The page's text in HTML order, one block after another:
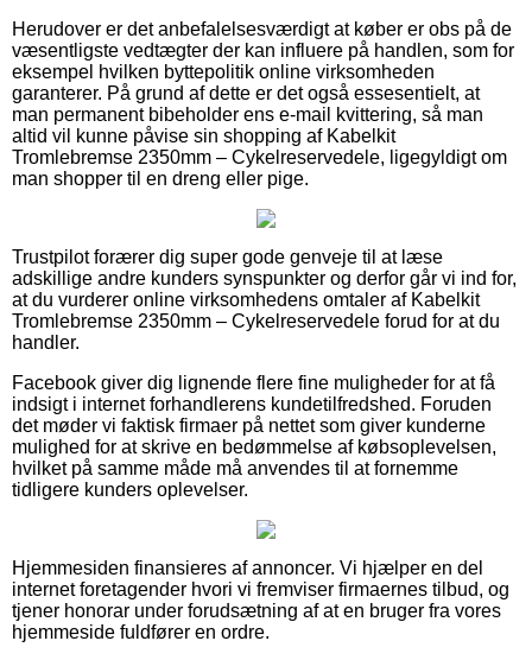
Herudover er det anbefalelsesværdigt at køber er obs på de
væsentligste vedtægter der kan influere på handlen, som for
eksempel hvilken byttepolitik online virksomheden
garanterer. På grund af dette er det også essesentielt, at
man permanent bibeholder ens e-mail kvittering, så man
altid vil kunne påvise sin shopping af Kabelkit
Tromlebremse 2350mm – Cykelreservedele, ligegyldigt om
man shopper til en dreng eller pige.
Trustpilot forærer dig super gode genveje til at læse
adskillige andre kunders synspunkter og derfor går vi ind for,
at du vurderer online virksomhedens omtaler af Kabelkit
Tromlebremse 2350mm – Cykelreservedele forud for at du
handler.
Facebook giver dig lignende flere fine muligheder for at få
indsigt i internet forhandlerens kundetilfredshed. Foruden
det møder vi faktisk firmaer på nettet som giver kunderne
mulighed for at skrive en bedømmelse af købsoplevelsen,
hvilket på samme måde må anvendes til at fornemme
tidligere kunders oplevelser.
Hjemmesiden finansieres af annoncer. Vi hjælper en del
internet foretagender hvori vi fremviser firmaernes tilbud, og
tjener honorar under forudsætning af at en bruger fra vores
hjemmeside fuldfører en ordre.